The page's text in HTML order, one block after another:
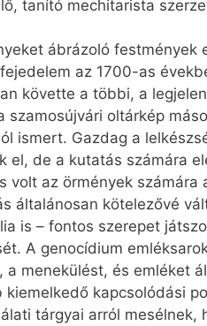
tanító mechitarista
ábrázoló festmények
az 1700-as
követte a többi, a
szamos­újvári oltárkép
ismert. Gazdag a
el, de a kutatás számára
volt az örmények
általánosan kötelezővé
is – fontos szerepet
A genocídium
a menekülést, és emléket
kapcsolódási
tárgyai arról